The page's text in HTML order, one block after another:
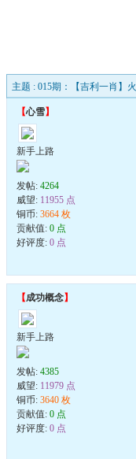
主题 : 015期：【吉利一肖】
【心雪】
新手上路
发帖: 4264
威望: 11955 点
铜币: 3664 枚
贡献值: 0 点
好评度: 0 点
【成功概念】
新手上路
发帖: 4385
威望: 11979 点
铜币: 3640 枚
贡献值: 0 点
好评度: 0 点